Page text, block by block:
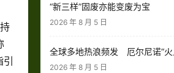
引
“新三样”固废亦能变废为宝
2026 年 8 月 5 日
全球多地热浪频发 厄尔尼诺“火
2026 年 8 月 5 日